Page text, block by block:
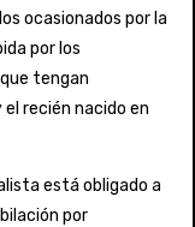
ocasionados por la
por los
tengan
recién nacido en
está obligado a
por